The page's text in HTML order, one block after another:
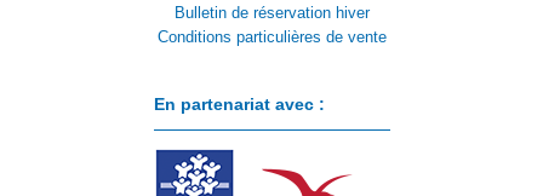
Bulletin de réservation hiver
Conditions particulières de vente
En partenariat avec :